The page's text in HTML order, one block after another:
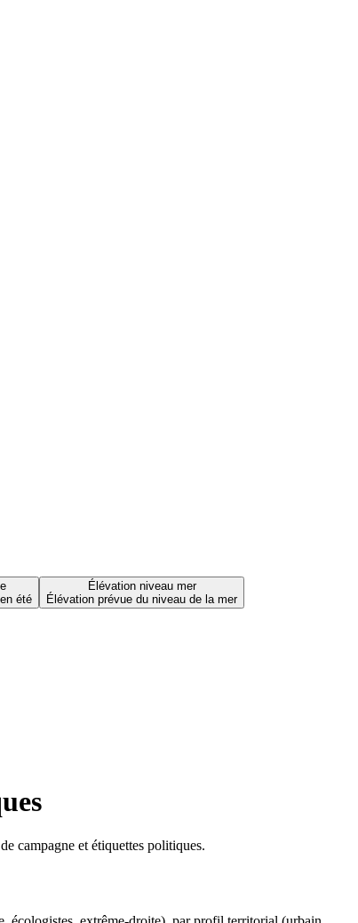
été
Élévation niveau mer
Élévation prévue du niveau de la mer
campagne et étiquettes politiques.